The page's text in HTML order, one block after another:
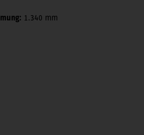
1.340 mm